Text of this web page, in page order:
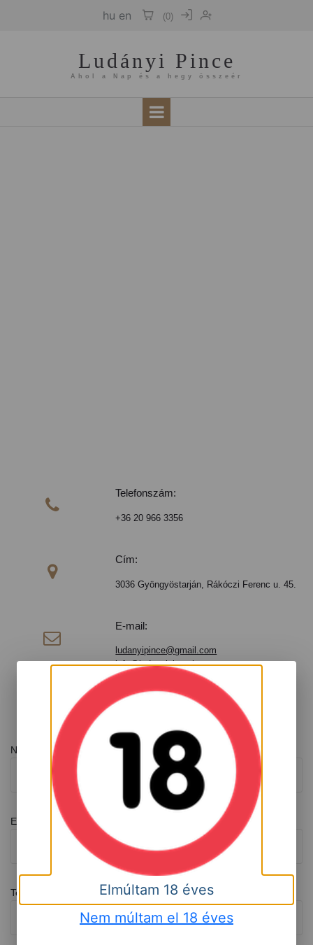
hu en (0)
Ludányi Pince
Ahol a Nap és a hegy összeér

Telefonszám:
+36 20 966 3356

Cím:
3036 Gyöngyöstarján, Rákóczi Ferenc u. 45.

E-mail:
ludanyipince@gmail.com
info@ludanyipince.hu
Név
Email
Telefonszám
Elmúltam 18 éves
Nem múltam el 18 éves